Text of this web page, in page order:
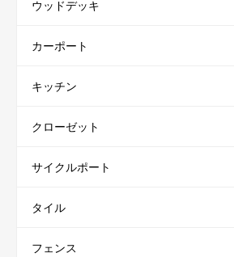
ウッドデッキ
カーポート
キッチン
クローゼット
サイクルポート
タイル
フェンス